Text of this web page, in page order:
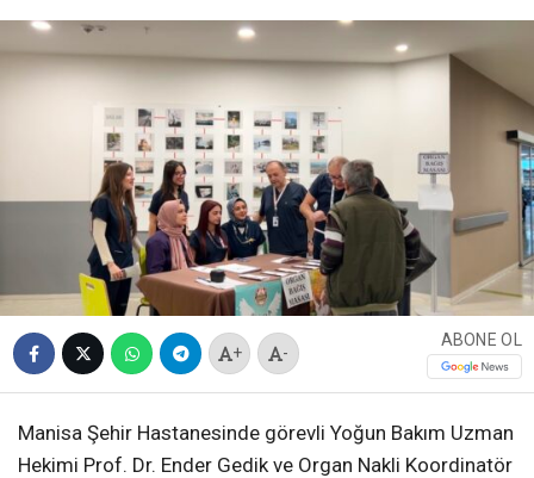
+ -
ABONE OL
Manisa Şehir Hastanesinde görevli Yoğun Bakım Uzman
Hekimi Prof. Dr. Ender Gedik ve Organ Nakli Koordinatör